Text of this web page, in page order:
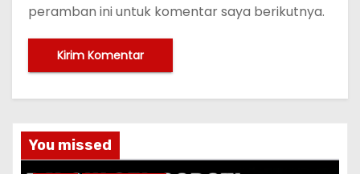
peramban ini untuk komentar saya berikutnya.
You missed